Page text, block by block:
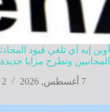
المجانيين وتطرح مزايا جديدة
7 أغسطس, 2026
2 mins